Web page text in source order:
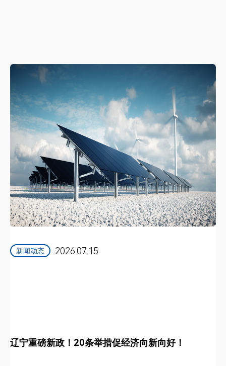
新闻动态 2026.07.15
辽宁重磅新政！20条举措促经济向新向好！